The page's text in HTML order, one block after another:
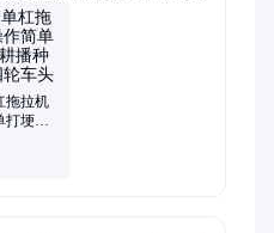
草压扁机、石头清理机、双盘
、多圆盘割草机、双圆盘割草
地机、牧草苜蓿收获机
拖拉机
打埂旋